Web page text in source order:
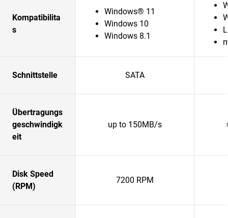
Kompatibilita
s
Windows® 11
Windows 10
Windows 8.1
Schnittstelle SATA
Übertragungs
geschwindigk
eit
up to 150MB/s
Disk Speed
(RPM)
7200 RPM